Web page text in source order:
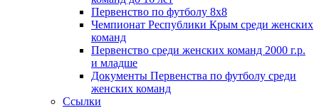
Первенство по футболу 8х8
Чемпионат Республики Крым среди женских
команд
Первенство среди женских команд 2000 г.р.
и младше
Документы Первенства по футболу среди
женских команд
Ссылки